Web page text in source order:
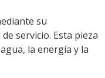
su
servicio. Esta pieza
la energía y la